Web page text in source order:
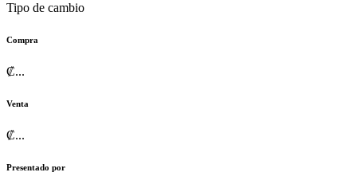
Tipo de cambio
Compra
₡...
Venta
₡...
Presentado por